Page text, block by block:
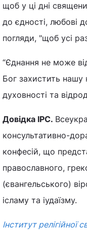
щоб у ці дні
до єдності, любові
погляди, "щоб усі
“Єднання не може
Бог захистить нашу
духовності та
Довідка ІРС.
консультативно-
конфесій, що
православного,
(євангельського)
ісламу та іудаїзму.
Інститут релігійної